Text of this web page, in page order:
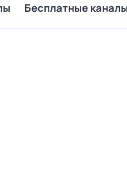
Бесплатные каналы